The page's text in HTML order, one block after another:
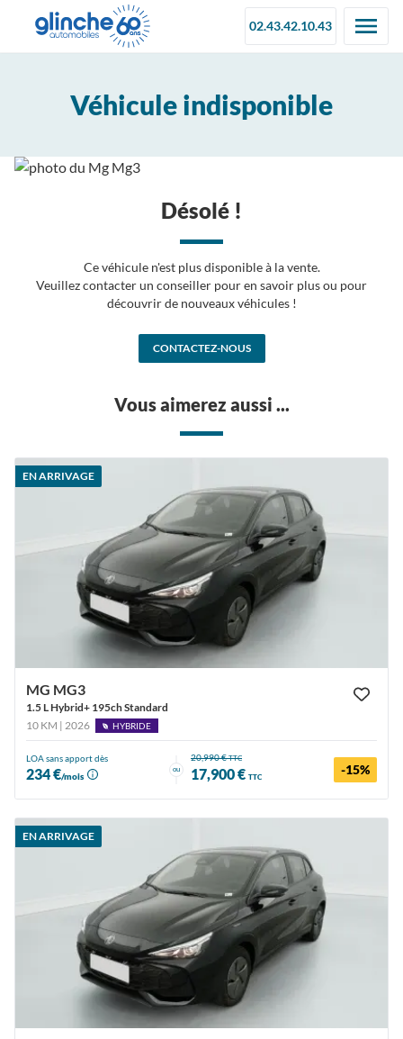
02.43.42.10.43
Véhicule indisponible
Désolé !
Ce véhicule n'est plus disponible à la vente.
Veuillez contacter un conseiller pour en savoir plus ou pour
découvrir de nouveaux véhicules !
CONTACTEZ-NOUS
Vous aimerez aussi ...
EN ARRIVAGE
MG MG3
1.5 L Hybrid+ 195ch Standard
10 KM | 2026
HYBRIDE
LOA sans apport dès
234 €/mois
ou
20,990 €TTC
17,900 € TTC -15%
EN ARRIVAGE